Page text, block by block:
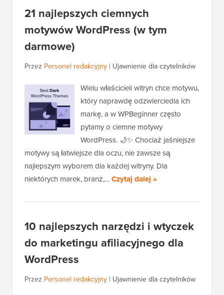
21 najlepszych ciemnych
motywów WordPress (w tym
darmowe)
Przez Personel redakcyjny | Ujawnienie dla czytelników
Wielu właścicieli witryn chce motywu,
który naprawdę odzwierciedla ich
markę, a w WPBeginner często
pytamy o ciemne motywy
WordPress. 🌙✨ Chociaż jaśniejsze
motywy są łatwiejsze dla oczu, nie zawsze są
najlepszym wyborem dla każdej witryny. Dla
niektórych marek, branż,…Czytaj dalej »
10 najlepszych narzędzi i wtyczek
do marketingu afiliacyjnego dla
WordPress
Przez Personel redakcyjny | Ujawnienie dla czytelników